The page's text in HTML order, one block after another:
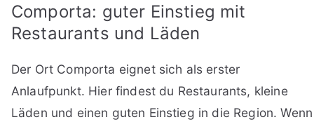
Comporta: guter Einstieg mit
Restaurants und Läden
Der Ort Comporta eignet sich als erster
Anlaufpunkt. Hier findest du Restaurants, kleine
Läden und einen guten Einstieg in die Region. Wenn